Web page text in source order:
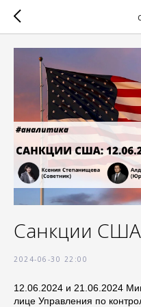
Санкции США
2024-06-30 22:00
12.06.2024 и 21.06.2024
лице Управления по